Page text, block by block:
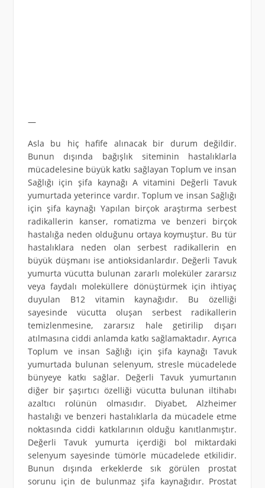
—
Asla bu hiç hafife alınacak bir durum değildir.
Bunun dışında bağışlık siteminin hastalıklarla
mücadelesine büyük katkı sağlayan Toplum ve insan
Sağlığı için şifa kaynağı A vitamini Değerli Tavuk
yumurtada yeterince vardır. Toplum ve insan Sağlığı
için şifa kaynağı Yapılan birçok araştırma serbest
radikallerin kanser, romatizma ve benzeri birçok
hastalığa neden olduğunu ortaya koymuştur. Bu tür
hastalıklara neden olan serbest radikallerin en
büyük düşmanı ise antioksidanlardır. Değerli Tavuk
yumurta vücutta bulunan zararlı moleküler zararsız
veya faydalı moleküllere dönüştürmek için ihtiyaç
duyulan B12 vitamin kaynağıdır. Bu özelliği
sayesinde vücutta oluşan serbest radikallerin
temizlenmesine, zararsız hale getirilip dışarı
atılmasına ciddi anlamda katkı sağlamaktadır. Ayrıca
Toplum ve insan Sağlığı için şifa kaynağı Tavuk
yumurtada bulunan selenyum, stresle mücadelede
bünyeye katkı sağlar. Değerli Tavuk yumurtanın
diğer bir şaşırtıcı özelliği vücutta bulunan iltihabı
azaltıcı rolünün olmasıdır. Diyabet, Alzheimer
hastalığı ve benzeri hastalıklarla da mücadele etme
noktasında ciddi katkılarının olduğu kanıtlanmıştır.
Değerli Tavuk yumurta içerdiği bol miktardaki
selenyum sayesinde tümörle mücadelede etkilidir.
Bunun dışında erkeklerde sık görülen prostat
sorunu için de bulunmaz şifa kaynağıdır. Prostat